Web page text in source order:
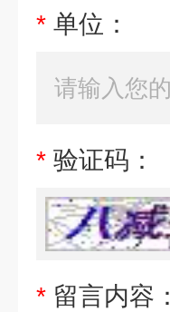
* 单位：
* 验证码：
* 留言内容：